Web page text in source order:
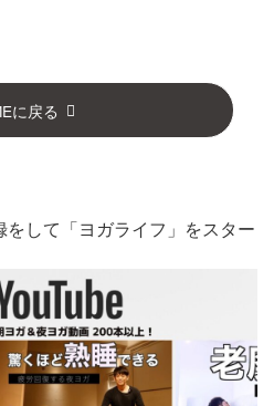
に戻る
して「ヨガライフ」をスター